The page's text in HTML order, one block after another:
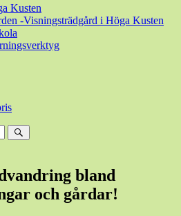
Kusten
-Visningsträdgård i Höga Kusten
Sök
bland
och gårdar!